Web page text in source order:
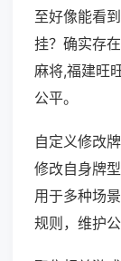
至好像能看
挂？确实存
麻将,福建旺
公平。
自定义修改
修改自身牌
用于多种场
规则，维护公